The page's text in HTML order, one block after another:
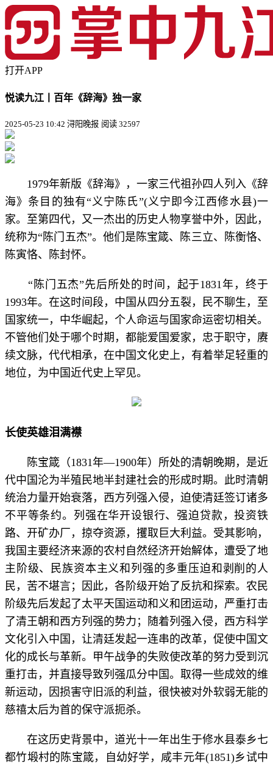
打开APP
悦读九江丨百年《辞海》独一家
2025-05-23 10:42 浔阳晚报 阅读 32597
1979年新版《辞海》，一家三代祖孙四人列入《辞
海》条目的独有“义宁陈氏”(义宁即今江西修水县)一
家。至第四代，又一杰出的历史人物享誉中外，因此，
统称为“陈门五杰”。他们是陈宝箴、陈三立、陈衡恪、
陈寅恪、陈封怀。
“陈门五杰”先后所处的时间，起于1831年，终于
1993年。在这时间段，中国从四分五裂，民不聊生，至
国家统一，中华崛起，个人命运与国家命运密切相关。
不管他们处于哪个时期，都能爱国爱家，忠于职守，赓
续文脉，代代相承，在中国文化史上，有着举足轻重的
地位，为中国近代史上罕见。
长使英雄泪满襟
陈宝箴（1831年—1900年）所处的清朝晚期，是近
代中国沦为半殖民地半封建社会的形成时期。此时清朝
统治力量开始衰落，西方列强入侵，迫使清廷签订诸多
不平等条约。列强在华开设银行、强迫贷款，投资铁
路、开矿办厂，掠夺资源，攫取巨大利益。受其影响，
我国主要经济来源的农村自然经济开始解体，遭受了地
主阶级、民族资本主义和列强的多重压迫和剥削的人
民，苦不堪言；因此，各阶级开始了反抗和探索。农民
阶级先后发起了太平天国运动和义和团运动，严重打击
了清王朝和西方列强的势力；随着列强入侵，西方科学
文化引入中国，让清廷发起一连串的改革，促使中国文
化的成长与革新。甲午战争的失败使改革的努力受到沉
重打击，并直接导致列强瓜分中国。取得一些成效的维
新运动，因损害守旧派的利益，很快被对外软弱无能的
慈禧太后为首的保守派扼杀。
在这历史背景中，道光十一年出生于修水县泰乡七
都竹塅村的陈宝箴，自幼好学，咸丰元年(1851)乡试中